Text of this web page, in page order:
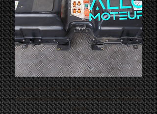
Batterie d’origine Peugeot 3008 –
Réf AD08SV01 / 9856257680 – Année
2023